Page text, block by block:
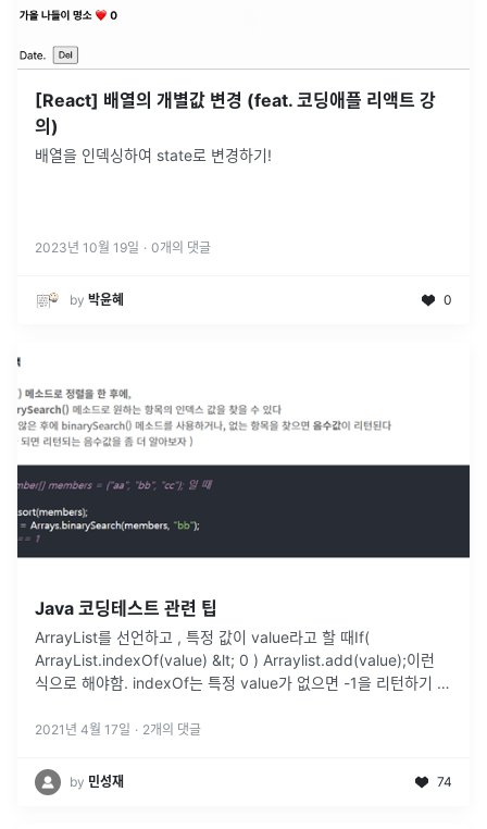
[React] 배열의 개별값 변경 (feat. 코딩애플 리액트 강
의)
배열을 인덱싱하여 state로 변경하기!
2023년 10월 19일 · 0개의 댓글
by 박윤혜 0
Java 코딩테스트 관련 팁
ArrayList를 선언하고 , 특정 값이 value라고 할 때If(
ArrayList.indexOf(value) &lt; 0 ) Arraylist.add(value);이런
식으로 해야함. indexOf는 특정 value가 없으면 -1을 리턴하기 때
2021년 4월 17일 · 2개의 댓글
by 민성재 74